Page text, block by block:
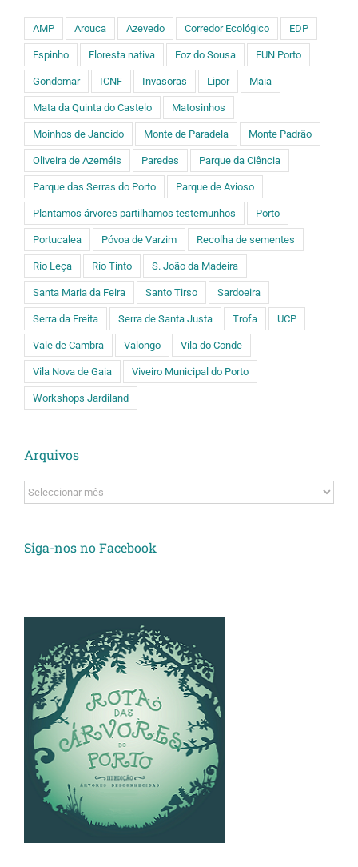
AMP Arouca Azevedo Corredor Ecológico EDP
Espinho Floresta nativa Foz do Sousa FUN Porto
Gondomar ICNF Invasoras Lipor Maia
Mata da Quinta do Castelo Matosinhos
Moinhos de Jancido Monte de Paradela Monte Padrão
Oliveira de Azeméis Paredes Parque da Ciência
Parque das Serras do Porto Parque de Avioso
Plantamos árvores partilhamos testemunhos Porto
Portucalea Póvoa de Varzim Recolha de sementes
Rio Leça Rio Tinto S. João da Madeira
Santa Maria da Feira Santo Tirso Sardoeira
Serra da Freita Serra de Santa Justa Trofa UCP
Vale de Cambra Valongo Vila do Conde
Vila Nova de Gaia Viveiro Municipal do Porto
Workshops Jardiland
Arquivos
Arquivos
Siga-nos no Facebook